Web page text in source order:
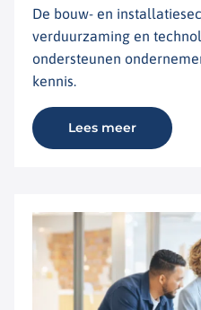
De bouw- en
verduurzaming en
ondersteunen
kennis.
Lees meer